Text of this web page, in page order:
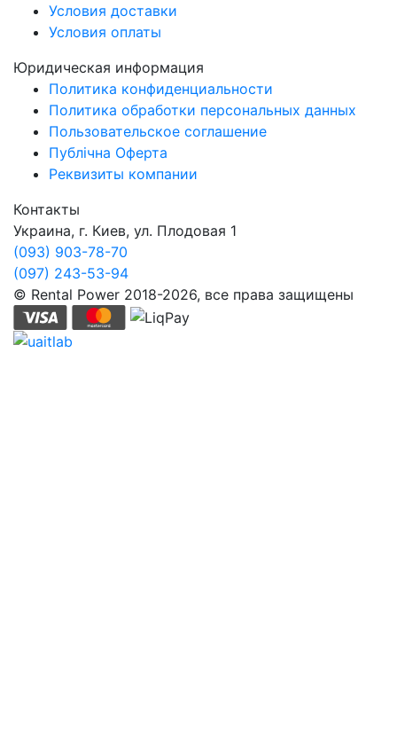
Условия доставки
Условия оплаты
Юридическая информация
Политика конфиденциальности
Политика обработки персональных данных
Пользовательское соглашение
Публічна Оферта
Реквизиты компании
Контакты
Украина, г. Киев, ул. Плодовая 1
(093) 903-78-70
(097) 243-53-94
© Rental Power 2018-2026, все права защищены